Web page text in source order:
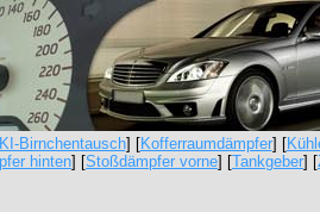
Birnchentausch] [Kofferraumdämpfer] [
hinten] [Stoßdämpfer vorne] [Tankgeber] [